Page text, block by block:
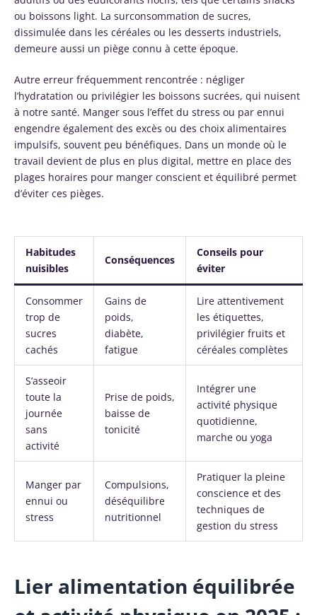
ou boissons light. La surconsommation de sucres,
dissimulée dans les céréales ou les desserts industriels,
demeure aussi un piège connu à cette époque.
Autre erreur fréquemment rencontrée : négliger
l’hydratation ou privilégier les boissons sucrées, qui nuisent
à notre santé. Manger sous l’effet du stress ou par ennui
engendre également des excès ou des choix alimentaires
impulsifs, souvent peu bénéfiques. Dans un monde où le
travail devient de plus en plus digital, mettre en place des
plages horaires pour manger conscient et équilibré permet
d’éviter ces pièges.
Habitudes
nuisibles
Conséquences
Conseils pour
éviter
Consommer
trop de
sucres
cachés
Gains de
poids,
diabète,
fatigue
Lire attentivement
les étiquettes,
privilégier fruits et
céréales complètes
S’asseoir
toute la
journée
sans
activité
Prise de poids,
baisse de
tonicité
Intégrer une
activité physique
quotidienne,
marche ou yoga
Manger par
ennui ou
stress
Compulsions,
déséquilibre
nutritionnel
Pratiquer la pleine
conscience et des
techniques de
gestion du stress
Lier alimentation équilibrée